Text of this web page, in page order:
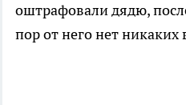
оштрафовали дядю,
пор от него нет никаких